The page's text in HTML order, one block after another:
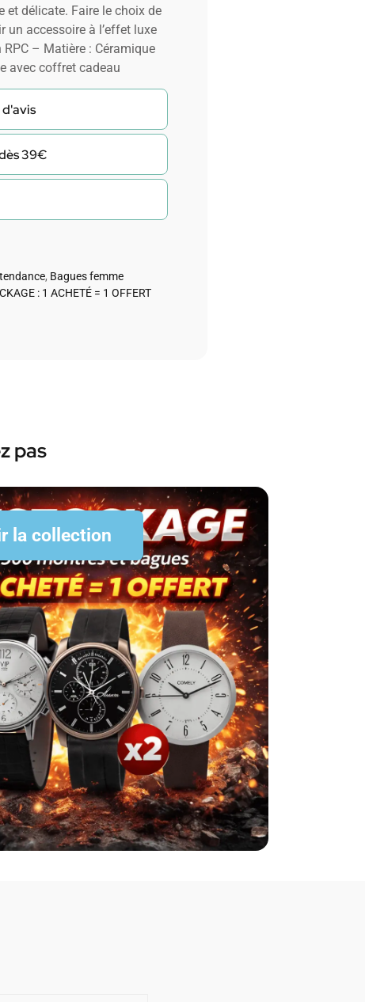
et délicate. Faire le choix de
un accessoire à l’effet luxe
– Matière : Céramique
avec coffret cadeau
39€
, Bagues femme
: 1 ACHETÉ = 1 OFFERT
pas
la collection